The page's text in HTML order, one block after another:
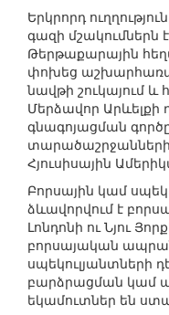
Երկրորդ
գազի
Թերթաքարային
փոխեց
նավթի շուկայում և
Մերձավոր
գնագոյացման
Հյուսիսային
Բորսային կամ
ձևավորվում է
Լոնդոնի ու Նյու
բորսայական
սպեկուլյանտների
բարձրացման կամ
եկամուտներ են